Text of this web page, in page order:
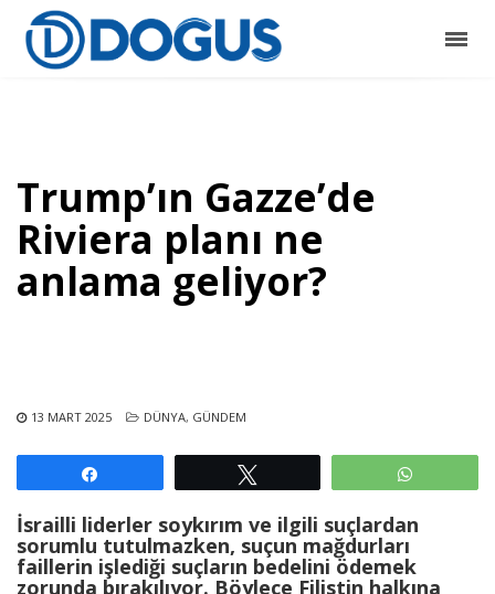
Trump’ın Gazze’de
Riviera planı ne
anlama geliyor?
13 MART 2025 DÜNYA, GÜNDEM
İsrailli liderler soykırım ve ilgili suçlardan
sorumlu tutulmazken, suçun mağdurları
faillerin işlediği suçların bedelini ödemek
zorunda bırakılıyor. Böylece Filistin halkına